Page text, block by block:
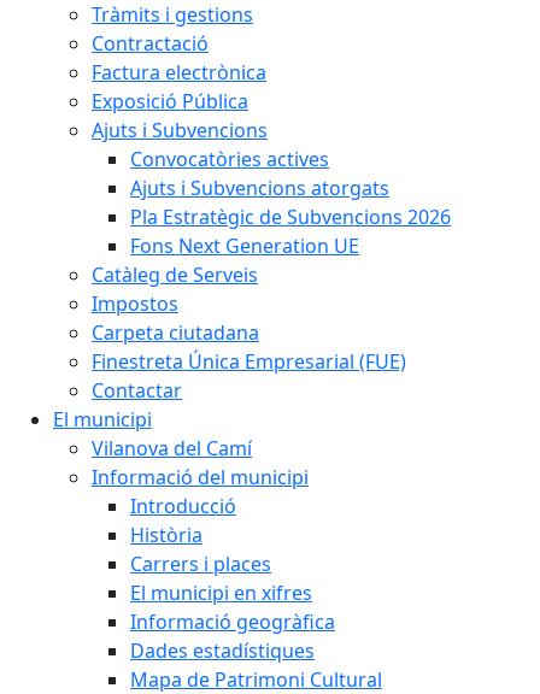
Tràmits i gestions
Contractació
Factura electrònica
Exposició Pública
Ajuts i Subvencions
Convocatòries actives
Ajuts i Subvencions atorgats
Pla Estratègic de Subvencions 2026
Fons Next Generation UE
Catàleg de Serveis
Impostos
Carpeta ciutadana
Finestreta Única Empresarial (FUE)
Contactar
El municipi
Vilanova del Camí
Informació del municipi
Introducció
Història
Carrers i places
El municipi en xifres
Informació geogràfica
Dades estadístiques
Mapa de Patrimoni Cultural